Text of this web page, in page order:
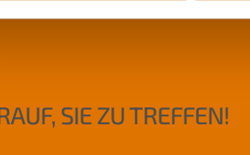
SIE ZU TREFFEN!